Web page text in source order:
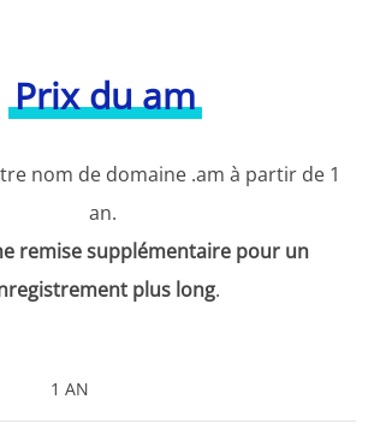
Prix du am
nom de domaine .am à partir de 1
an.
remise supplémentaire pour un
plus long.
1 AN